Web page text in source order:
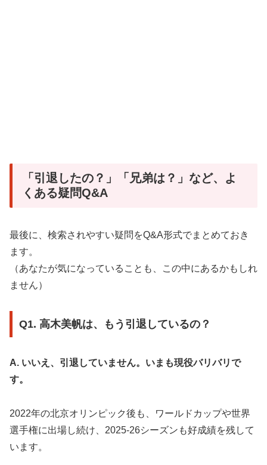
「引退したの？」「兄弟は？」など、よ
くある疑問Q&A
最後に、検索されやすい疑問をQ&A形式でまとめておき
ます。
（あなたが気になっていることも、この中にあるかもしれ
ません）
Q1. 高木美帆は、もう引退しているの？
A. いいえ、引退していません。いまも現役バリバリで
す。
2022年の北京オリンピック後も、ワールドカップや世界
選手権に出場し続け、2025-26シーズンも好成績を残して
います。